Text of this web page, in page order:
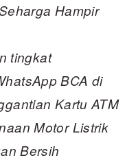
Hampir
tingkat
BCA di
Kartu ATM
Motor Listrik
Bersih